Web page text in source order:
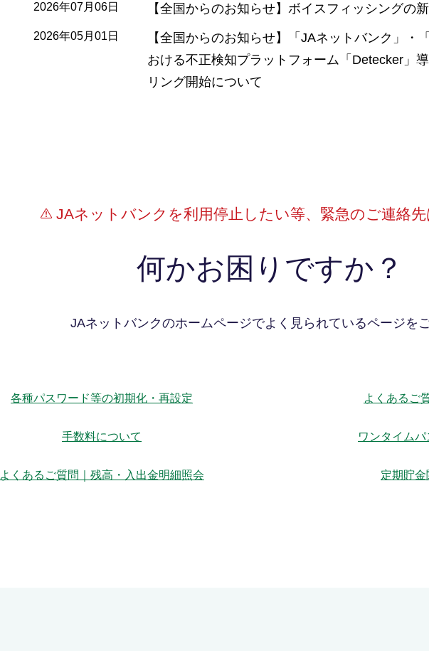
2026年07月06日 【全国からのお知らせ】ボイスフィッシングの
2026年05月01日
【全国からのお知らせ】「JAネットバンク」・
おける不正検知プラットフォーム「Detecker」
リング開始について
JAネットバンクを利用停止したい等、 緊急のご連絡
何かお困りですか？
JAネットバンクのホームページでよく見られているページを
各種パスワード等の初期化・再設定
手数料について
よくあるご質問｜残高・入出金明細照会
よくあるご
ワンタイム
定期貯